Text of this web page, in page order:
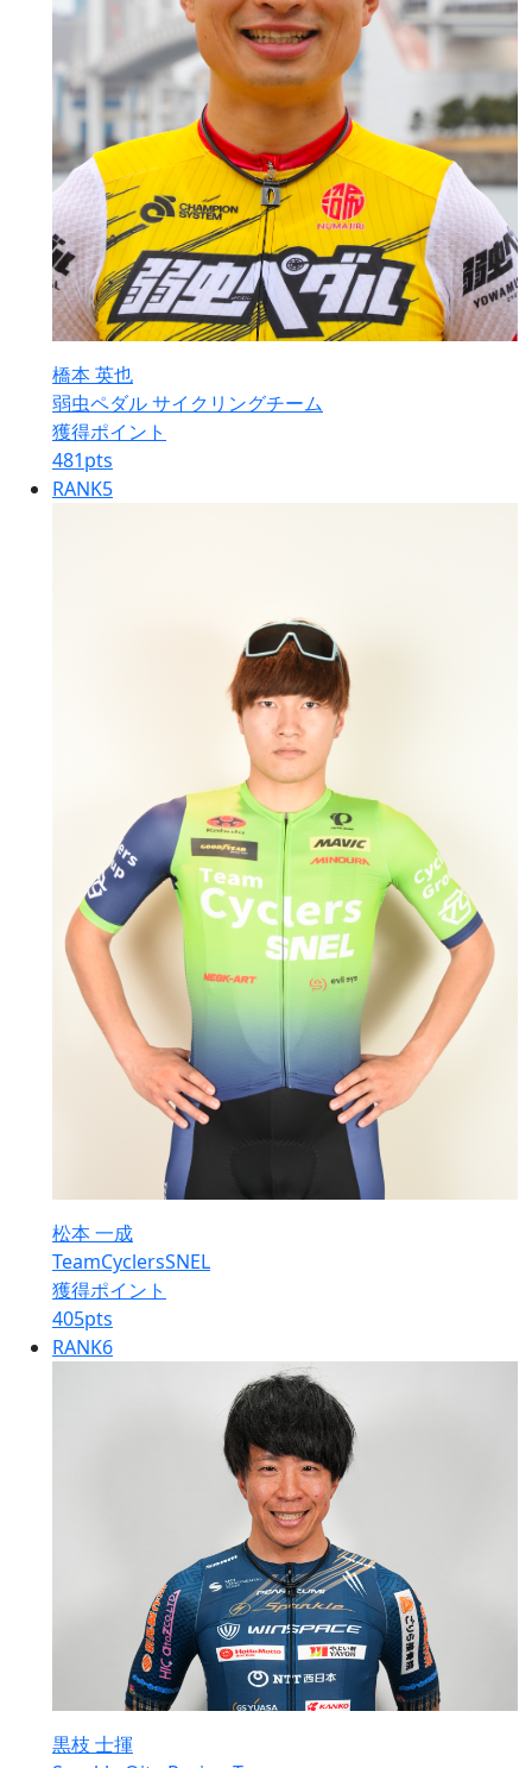
橋本 英也
弱虫ペダル サイクリングチーム
獲得ポイント
481pts
RANK5
松本 一成
TeamCyclersSNEL
獲得ポイント
405pts
RANK6
黒枝 士揮